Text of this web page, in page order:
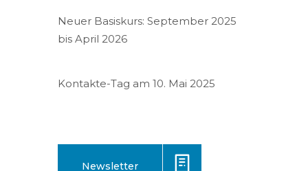
Neuer Basiskurs: September 2025
bis April 2026
Kontakte-Tag am 10. Mai 2025
Newsletter